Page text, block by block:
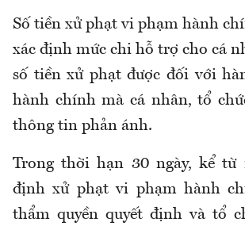
Số tiền xử phạt vi phạm hành
xác định mức chi hỗ trợ cho cá
số tiền xử phạt được đối với
hành chính mà cá nhân, tổ
thông tin phản ánh.
Trong thời hạn 30 ngày, kể từ
định xử phạt vi phạm hành
thẩm quyền quyết định và tổ